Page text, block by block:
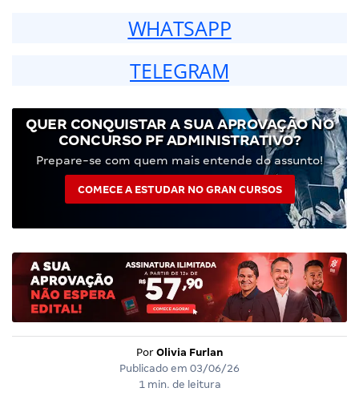
WHATSAPP
TELEGRAM
QUER CONQUISTAR A SUA APROVAÇÃO NO
CONCURSO PF ADMINISTRATIVO?
Prepare-se com quem mais entende do assunto!
COMECE A ESTUDAR NO GRAN CURSOS
Por Olivia Furlan
Publicado em 03/06/26
1 min. de leitura